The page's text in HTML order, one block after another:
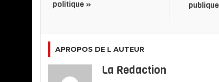
politique »
APROPOS DE L AUTEUR
La Redaction